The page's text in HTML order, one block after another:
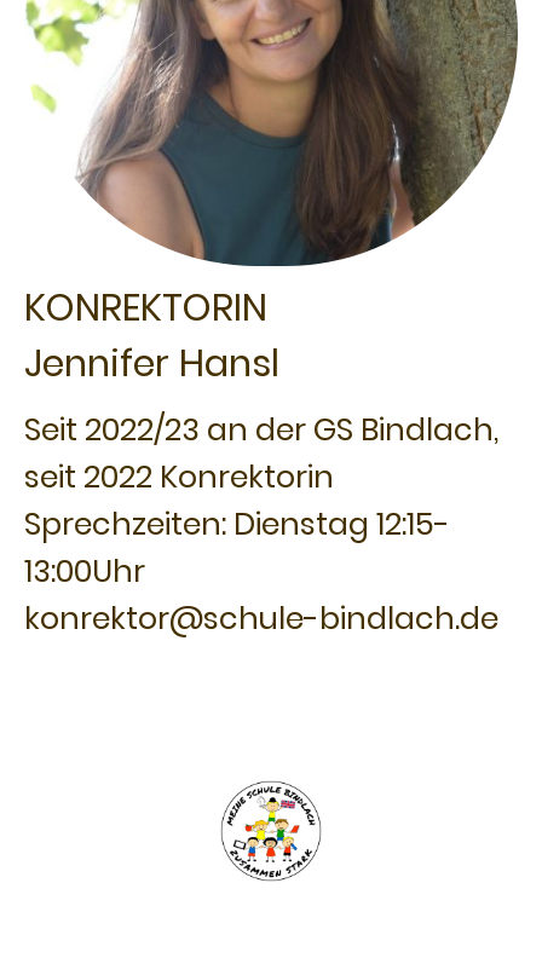
KONREKTORIN
Jennifer Hansl
Seit 2022/23 an der GS Bindlach,
seit 2022 Konrektorin
Sprechzeiten: Dienstag 12:15-
13:00Uhr
konrektor@schule-bindlach.de